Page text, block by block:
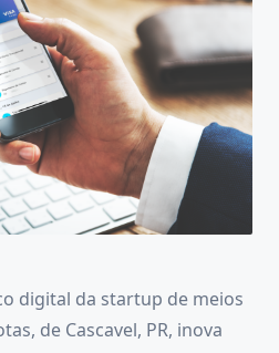
digital da startup de meios
de Cascavel, PR, inova